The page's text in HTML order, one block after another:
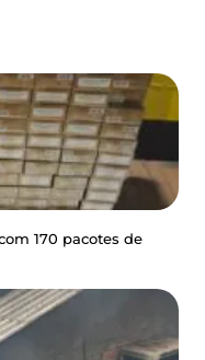
170 pacotes de